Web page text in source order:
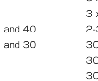
3
40
30